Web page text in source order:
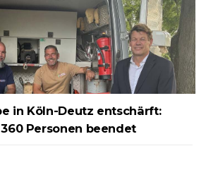
in Köln-Deutz entschärft:
Personen beendet